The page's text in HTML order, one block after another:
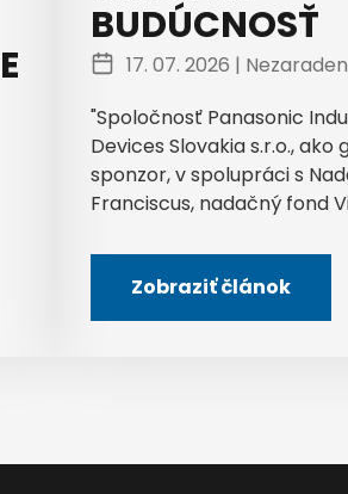
BUDÚCNOSŤ
17. 07. 2026 |
"Spoločnosť Panasonic
Devices Slovakia s.r.o., ako
sponzor, v spolupráci s
Franciscus, nadačný fond
Zobraziť článok